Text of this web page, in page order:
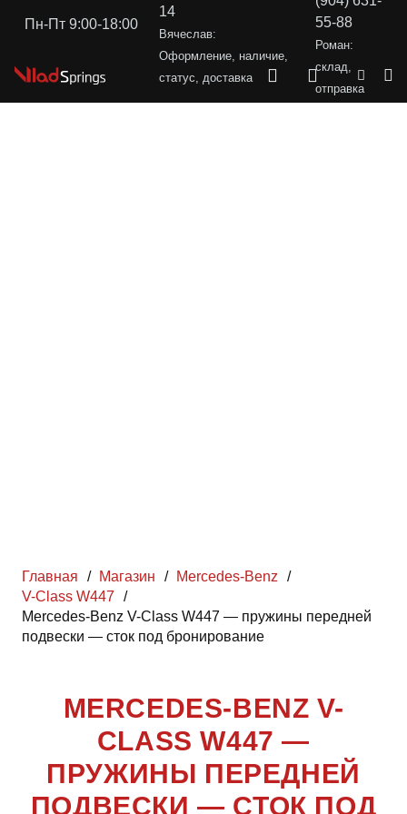
Пн-Пт 9:00-18:00
14
Вячеслав:
Оформление, наличие,
статус, доставка
55-88
Роман:
склад,
отправка
Главная / Магазин / Mercedes-Benz
/
V-Class W447
/
Mercedes-Benz V-Class W447 — пружины передней
подвески — сток под бронирование
MERCEDES-BENZ V-
CLASS W447 —
ПРУЖИНЫ ПЕРЕДНЕЙ
ПОДВЕСКИ — СТОК ПОД